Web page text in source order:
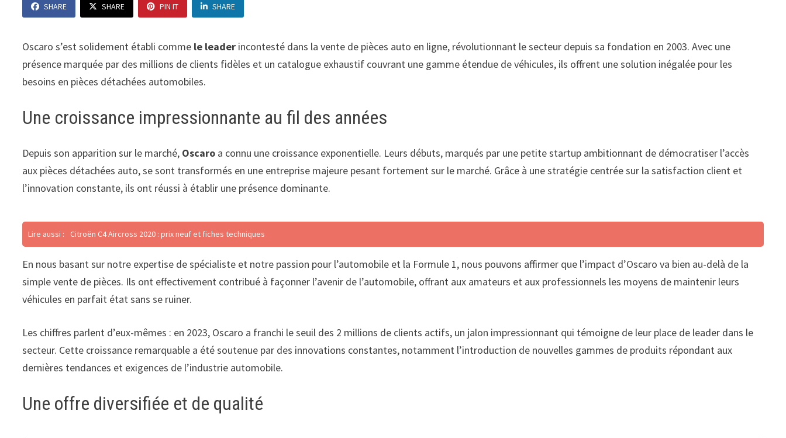
SHARE SHARE PIN IT SHARE
Oscaro s’est solidement établi comme le leader incontesté dans la vente de pièces auto en ligne, révolutionnant le secteur depuis sa fondation en 2003. Avec une
présence marquée par des millions de clients fidèles et un catalogue exhaustif couvrant une gamme étendue de véhicules, ils offrent une solution inégalée pour les
besoins en pièces détachées automobiles.
Une croissance impressionnante au fil des années
Depuis son apparition sur le marché, Oscaro a connu une croissance exponentielle. Leurs débuts, marqués par une petite startup ambitionnant de démocratiser l’accès
aux pièces détachées auto, se sont transformés en une entreprise majeure pesant fortement sur le marché. Grâce à une stratégie centrée sur la satisfaction client et
l’innovation constante, ils ont réussi à établir une présence dominante.
Lire aussi : Citroën C4 Aircross 2020 : prix neuf et fiches techniques
En nous basant sur notre expertise de spécialiste et notre passion pour l’automobile et la Formule 1, nous pouvons affirmer que l’impact d’Oscaro va bien au-delà de la
simple vente de pièces. Ils ont effectivement contribué à façonner l’avenir de l’automobile, offrant aux amateurs et aux professionnels les moyens de maintenir leurs
véhicules en parfait état sans se ruiner.
Les chiffres parlent d’eux-mêmes : en 2023, Oscaro a franchi le seuil des 2 millions de clients actifs, un jalon impressionnant qui témoigne de leur place de leader dans le
secteur. Cette croissance remarquable a été soutenue par des innovations constantes, notamment l’introduction de nouvelles gammes de produits répondant aux
dernières tendances et exigences de l’industrie automobile.
Une offre diversifiée et de qualité